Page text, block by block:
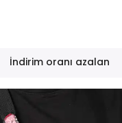
İndirim oranı azalan